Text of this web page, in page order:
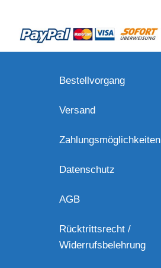
Bestellvorgang
Versand
Zahlungsmöglichkeiten
Datenschutz
AGB
Rücktrittsrecht /
Widerrufsbelehrung